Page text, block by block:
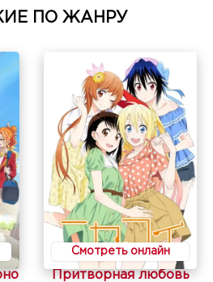
ПО ЖАНРУ
Смотреть онлайн
Притворная любовь